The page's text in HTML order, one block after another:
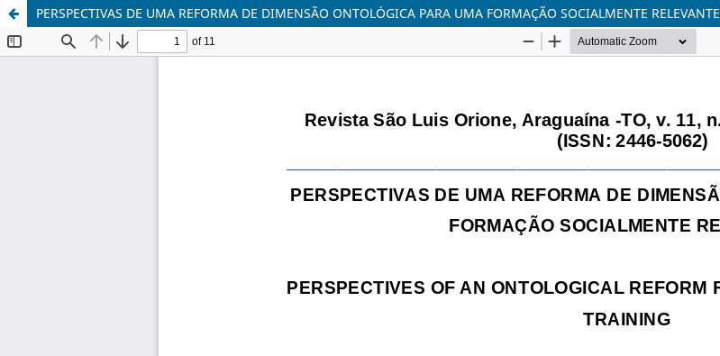
PERSPECTIVAS DE UMA REFORMA DE DIMENSÃO ONTOLÓGICA PARA UMA FORMAÇÃO SOCIALMENTE RELEVANTE